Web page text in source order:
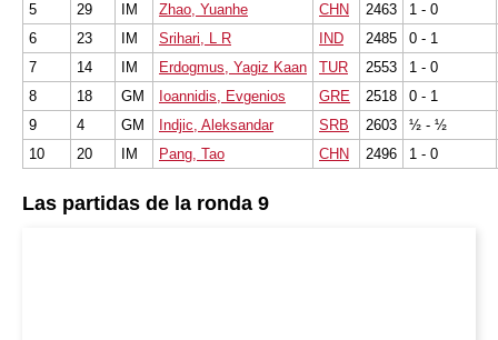
5
29 IM Zhao, Yuanhe CHN 2463
1 - 0
6
23 IM Srihari, L R IND 2485
0 - 1
7
14 IM Erdogmus, Yagiz Kaan TUR 2553
1 - 0
8
18 GM Ioannidis, Evgenios GRE 2518
0 - 1
9
4 GM Indjic, Aleksandar SRB 2603
½ - ½
10
20 IM Pang, Tao CHN 2496 1 - 0
Las partidas de la ronda 9